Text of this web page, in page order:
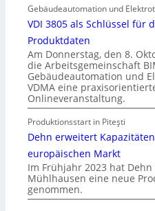
l
e
t
r
o
m
o
b
i
l
i
t
Gebäudeautomation und
VDI 3805 als Schlüssel für
Produktdaten
Am Donnerstag, den 8.
die Arbeitsgemeinschaft
Gebäudeautomation und
VDMA eine
Onlineveranstaltung.
Produktionsstart in Piteşti
Dehn erweitert
europäischen Markt
Im Frühjahr 2023 hat
Mühlhausen eine neue
genommen.